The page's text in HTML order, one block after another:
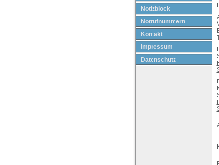
Notizblock
Notrufnummern
Kontakt
Impressum
Datenschutz